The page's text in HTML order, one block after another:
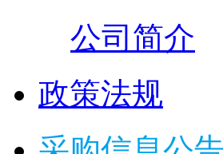
公司简介
政策法规